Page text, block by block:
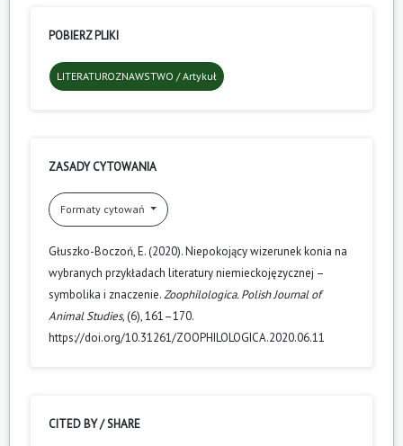
POBIERZ PLIKI
LITERATUROZNAWSTWO / Artykuł
ZASADY CYTOWANIA
Formaty cytowań
Głuszko-Boczoń, E. (2020). Niepokojący wizerunek konia na
wybranych przykładach literatury niemieckojęzycznej –
symbolika i znaczenie.Zoophilologica. Polish Journal of
Animal Studies, (6), 161–170.
https://doi.org/10.31261/ZOOPHILOLOGICA.2020.06.11
CITED BY / SHARE